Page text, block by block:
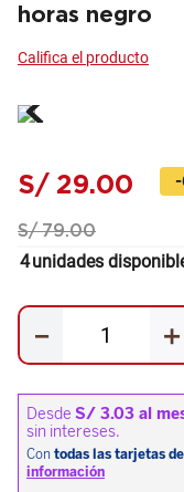
horas negro
S/ 29.00 -
S/ 79.00
4unidades
＋
－